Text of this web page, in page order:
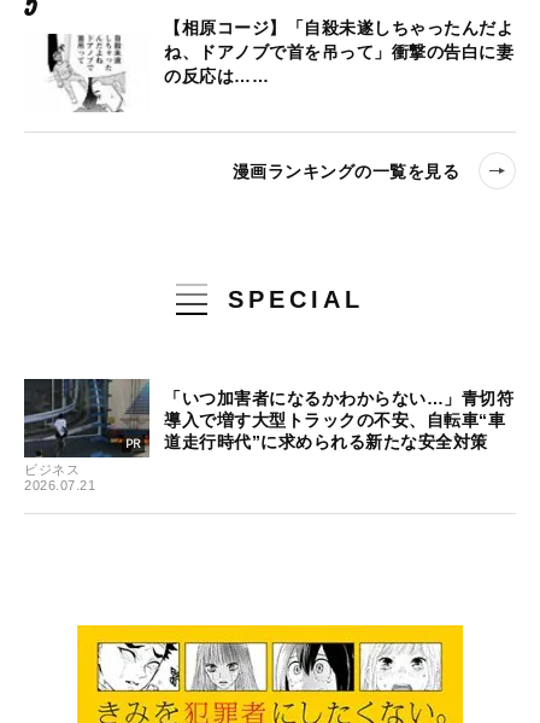
【相原コージ】「自殺未遂しちゃったんだよ
ね、ドアノブで首を吊って」衝撃の告白に妻
の反応は……
漫画ランキングの一覧を見る
SPECIAL
ビジネス
2026.07.21
「いつ加害者になるかわからない…」青切符
導入で増す大型トラックの不安、自転車“車
道走行時代”に求められる新たな安全対策